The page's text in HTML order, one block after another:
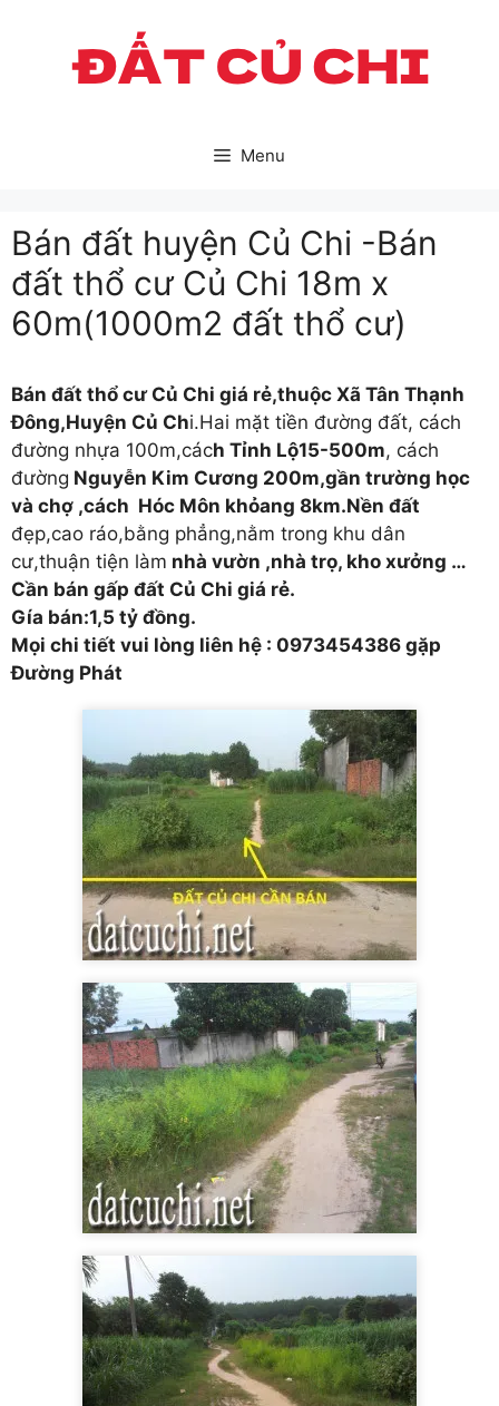
Menu
Bán đất huyện Củ Chi -Bán
đất thổ cư Củ Chi 18m x
60m(1000m2 đất thổ cư)
Bán đất thổ cư Củ Chi giá rẻ,thuộc Xã Tân Thạnh
Đông,Huyện Củ Chi.Hai mặt tiền đường đất, cách
đường nhựa 100m,cách Tỉnh Lộ15-500m, cách
đường Nguyễn Kim Cương 200m,gần trường học
và chợ ,cách Hóc Môn khỏang 8km.Nền đất
đẹp,cao ráo,bằng phẳng,nằm trong khu dân
cư,thuận tiện làm nhà vườn ,nhà trọ, kho xưởng …
Cần bán gấp đất Củ Chi giá rẻ.
Gía bán:1,5 tỷ đồng.
Mọi chi tiết vui lòng liên hệ : 0973454386 gặp
Đường Phát